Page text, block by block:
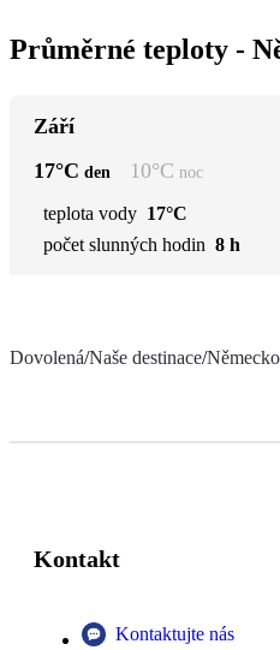
Průměrné teploty -
Září
17°C den 10°C noc
teplota vody 17°C
počet slunných hodin 8 h
Dovolená/Naše destinace/Německo
Kontakt
Kontaktujte nás